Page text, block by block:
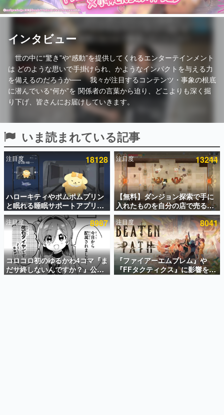
SNS拡散数が数千以上！ ページビュー数万以上！ などな
ど。多くの人々に読まれた、電ファミ渾身の“殿堂入り”記
事をまとめました。
ゲームの企画書
名作ゲームクリエイターの方々に製作時のエピソードをお
聞きし、ヒットする企画（ゲーム）とは何か？を探ってい
きます。
赫本
この物語を解いてはいけない。『赫本』は、〈試験問題〉
の形をした短編ホラー小説集です。
新世代に訊く
これからのデジタルゲーム市場を担う若きクリエイター達
の姿を追い、彼らのルーツと情熱を探っていきます。
ゲーム世代の作家たち
ゲームに多大な影響を受けた作家さんに取材し、ゲームが
日本のコンテンツ産業やカルチャーに与えた影響を探る企
画です。
日本モバイルゲーム産業史
日本のモバイルゲーム史における主要なトピック・タイト
ルを網羅するほか、開発者へのインタビューや識者による
解説を掲載。約20年の歴史が一望できる決定版！
若ゲのいたり〜ゲームクリエイターの青春〜
『うつヌケ』『ペンと箸』等で知られるマンガ家・田中圭
インタビュー
世の中に“驚き”や“感動”を提供してくれるエンターテインメント
は どのような思いで手掛けられ、かようなインパクトを与える力
を備えるのだろうか──我々が注目するコンテンツ・事象の根底
に潜んでいる“何か”を 関係者の言葉から迫り、どこよりも深く掘
り下げ、皆さんにお届けしていきます。
いま読まれている記事
注目度 18128
ハローキティやポムポムプリン
と眠れる睡眠サポートアプリ
『ゆめたび』が配信中。キャラ
ごとのASMRや目覚ましアラー
ムも搭載
注目度 13244
【無料】ダンジョン探索で手に
入れたものを自分の店で売るゲ
ーム『Moonlighter』がSteam
にて無料配布中！続編
『Moonlighter 2』の9月2日正
式リリースを記念したキャンペ
ーン
注目度 8987
コロコロ初のゆるかわ4コマ『ま
だサ終しないんですか？』公開
スタート。主人公は新入社員の
注目度 8041
『ファイアーエムブレム』や
『FFタクティクス』に影響を受
けた新作戦略RPG『Beaten